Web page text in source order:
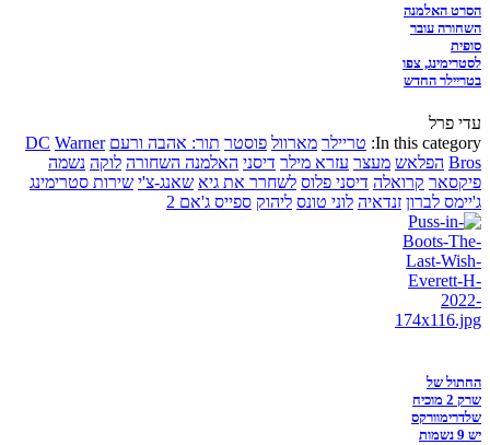
הסרט האלמנה
השחורה עובר
סופית
לסטרימינג, צפו
בטריילר החדש
עדי פרל
In this category: טריילר מארוול פוסטר תור: אהבה ורעם DC Warner
Bros הפלאש מעצר עזרא מילר דיסני האלמנה השחורה לוקה נשמה
פיקסאר קרואלה דיסני פלוס לשחרר את גיא שאנג-צ'י שירות סטרימינג
ג'יימס לברון זנדאיה לוני טונס ליהוק ספייס ג'אם 2
החתול של
שרק 2 מוכיח
שלדרימוורקס
יש 9 נשמות